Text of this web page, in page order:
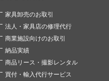
家具卸売のお取引
法人・家具店の修理代行
商業施設向けのお取引
納品実績
商品リース・撮影レンタル
買付・輸入代行サービス